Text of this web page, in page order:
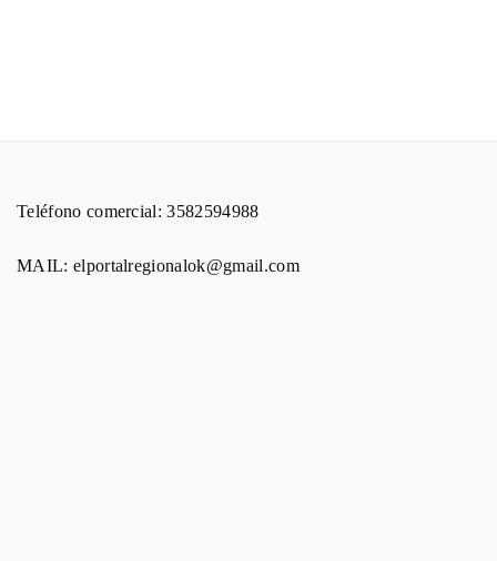
Teléfono comercial: 3582594988
MAIL: elportalregionalok@gmail.com